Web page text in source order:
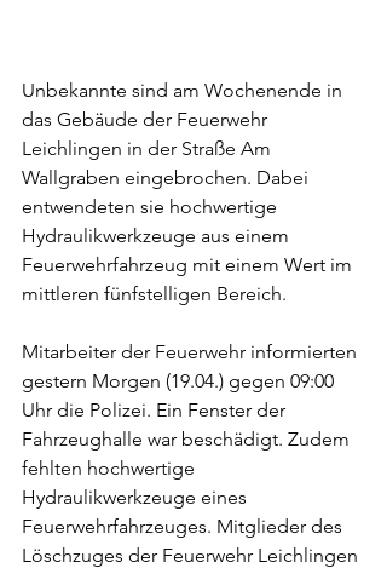
Unbekannte sind am Wochenende in
das Gebäude der Feuerwehr
Leichlingen in der Straße Am
Wallgraben eingebrochen. Dabei
entwendeten sie hochwertige
Hydraulikwerkzeuge aus einem
Feuerwehrfahrzeug mit einem Wert im
mittleren fünfstelligen Bereich.
Mitarbeiter der Feuerwehr informierten
gestern Morgen (19.04.) gegen 09:00
Uhr die Polizei. Ein Fenster der
Fahrzeughalle war beschädigt. Zudem
fehlten hochwertige
Hydraulikwerkzeuge eines
Feuerwehrfahrzeuges. Mitglieder des
Löschzuges der Feuerwehr Leichlingen